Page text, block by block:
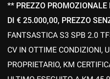
** PREZZO
DI € 25.000,00, PREZZO
FANTSASTICA S3 SPB 2.0
CV IN OTTIME CONDIZIONI,
PROPRIETARIO, KM
tue
scelte
in
qualsiasi
momento.